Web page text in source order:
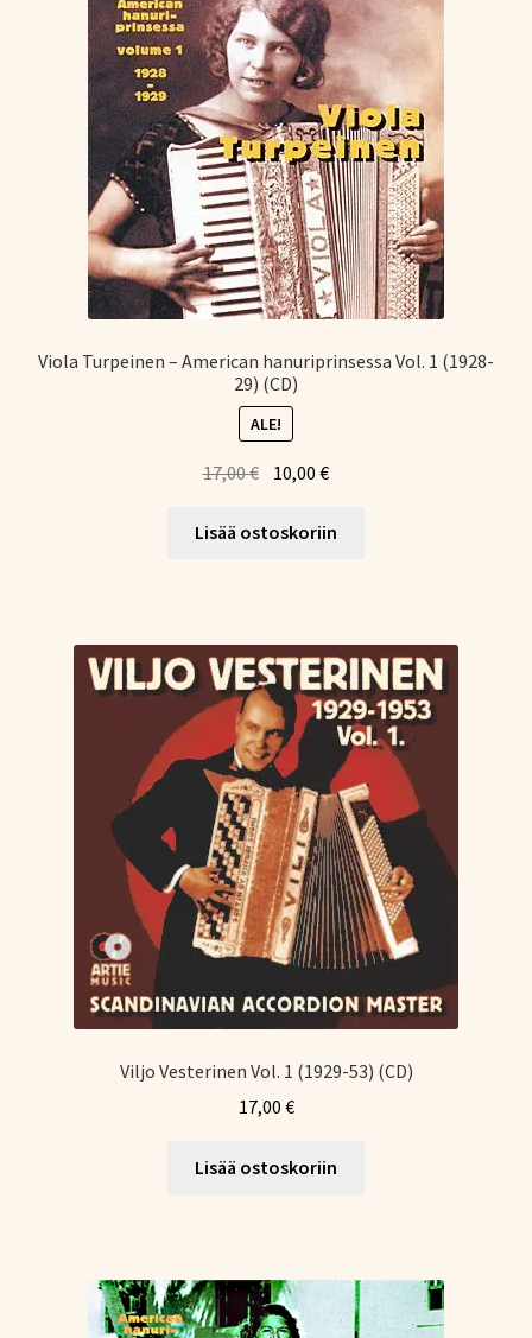
Viola Turpeinen – American hanuriprinsessa Vol. 1 (1928-
29) (CD)
ALE!
17,00€ Alkuperäinen
oli:
10,00€Nykyinen
on:
Lisää ostoskoriin
Viljo Vesterinen Vol. 1 (1929-53) (CD)
17,00 €
Lisää ostoskoriin